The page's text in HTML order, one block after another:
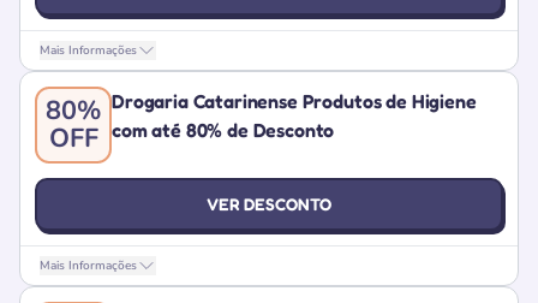
Mais Informações
80%
OFF
Drogaria Catarinense Produtos de Higiene
com até 80% de Desconto
VER DESCONTO
Mais Informações